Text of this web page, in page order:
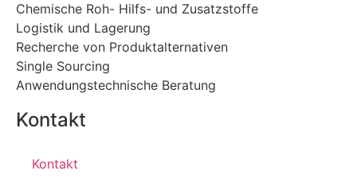
Chemische Roh- Hilfs- und Zusatzstoffe
Logistik und Lagerung
Recherche von Produktalternativen
Single Sourcing
Anwendungstechnische Beratung
Kontakt
Kontakt